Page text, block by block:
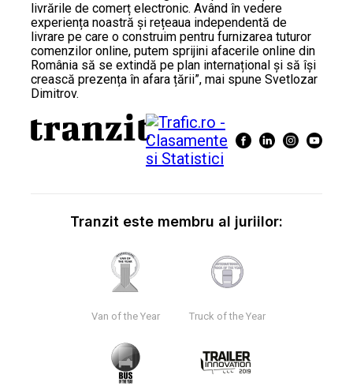
livrările de comerț electronic. Având în vedere
experiența noastră și rețeaua independentă de
livrare pe care o construim pentru furnizarea tuturor
comenzilor online, putem sprijini afacerile online din
România să se extindă pe plan internațional și să își
crească prezența în afara țării”, mai spune Svetlozar
Dimitrov.
Tranzit este membru al juriilor:
Van of the Year Truck of the Year